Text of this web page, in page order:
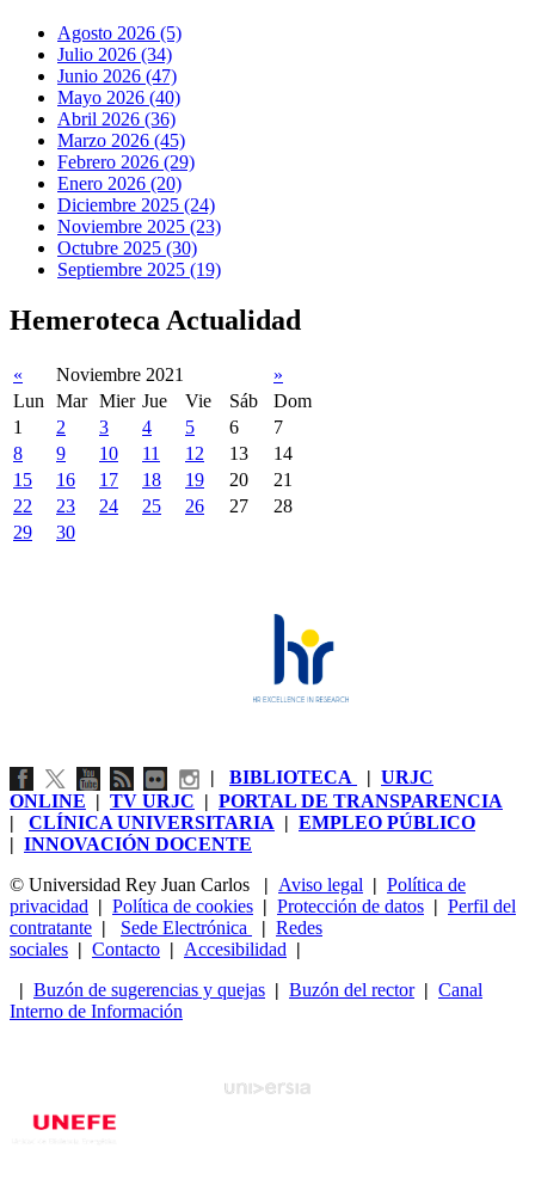
Agosto 2026 (5)
Julio 2026 (34)
Junio 2026 (47)
Mayo 2026 (40)
Abril 2026 (36)
Marzo 2026 (45)
Febrero 2026 (29)
Enero 2026 (20)
Diciembre 2025 (24)
Noviembre 2025 (23)
Octubre 2025 (30)
Septiembre 2025 (19)
Hemeroteca Actualidad
« Noviembre 2021
»
Lun
Mar Mier Jue Vie Sáb
Dom
1
2 3 4 5 6
7
8
9 10 11 12 13
14
15
16 17 18 19 20
21
22
23 24 25 26 27
28
29
30
| BIBLIOTECA | URJC
ONLINE | TV URJC | PORTAL DE TRANSPARENCIA
| CLÍNICA UNIVERSITARIA | EMPLEO PÚBLICO
| INNOVACIÓN DOCENTE
© Universidad Rey Juan Carlos
| Aviso legal | Política de
privacidad | Política de cookies | Protección de datos | Perfil del
contratante | Sede Electrónica | Redes
sociales | Contacto | Accesibilidad |
| Buzón de sugerencias y quejas | Buzón del rector| Canal
Interno de Información